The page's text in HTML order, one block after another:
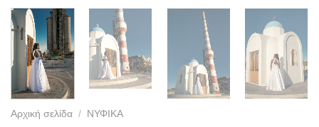
Αρχική σελίδα / ΝΥΦΙΚΑ